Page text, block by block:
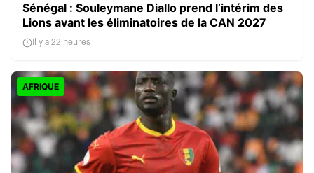
Sénégal : Souleymane Diallo prend l’intérim des
Lions avant les éliminatoires de la CAN 2027
Il y a 22 heures
AFRIQUE